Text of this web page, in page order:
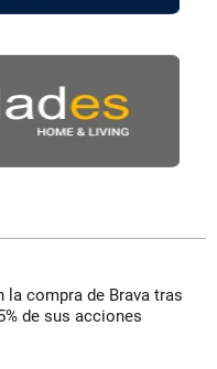
la compra de Brava tras
de sus acciones